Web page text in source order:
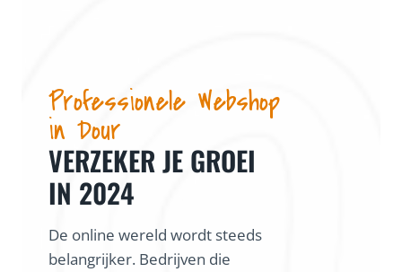
Professionele Webshop
in Dour
VERZEKER JE GROEI
IN 2024
De online wereld wordt steeds
belangrijker. Bedrijven die